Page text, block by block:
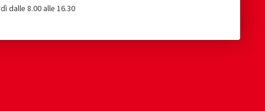
dalle 8.00 alle 16.30